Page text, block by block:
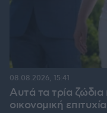
Αυτά τα τρία
οικονομική
08.08.2026, 15:41